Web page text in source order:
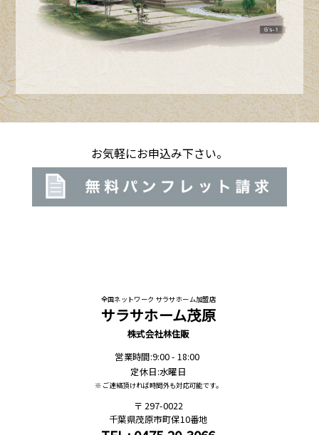
お気軽にお申込み下さい。
全国ネットワーク サラサホーム加盟店
サラサホーム茂原
株式会社林住販
営業時間:9:00 - 18:00
定休日:水曜日
※ ご連絡頂ければ時間外も対応可能です。
297-0022
千葉県茂原市町保10番地